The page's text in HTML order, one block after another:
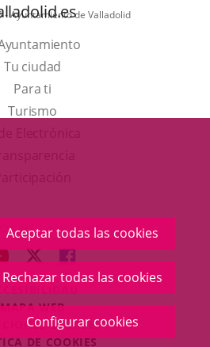
Aceptar todas las cookies
Rechazar todas las cookies
Configurar cookies
- Ayuntamiento de Valladolid
Tu ciudad
Para ti
TurismoEste
una
ventana
nueva.
externa.
del Ayuntamiento
ENLACE
A
UNA
APLICACIÓN
EXTERNA.
ENLACE
A
UNA
APLICACIÓN
EXTERNA.
ENLACE
A
UNA
APLICACIÓN
EXTERNA.
MAPA WEB
LEGALES
DE COOKIES